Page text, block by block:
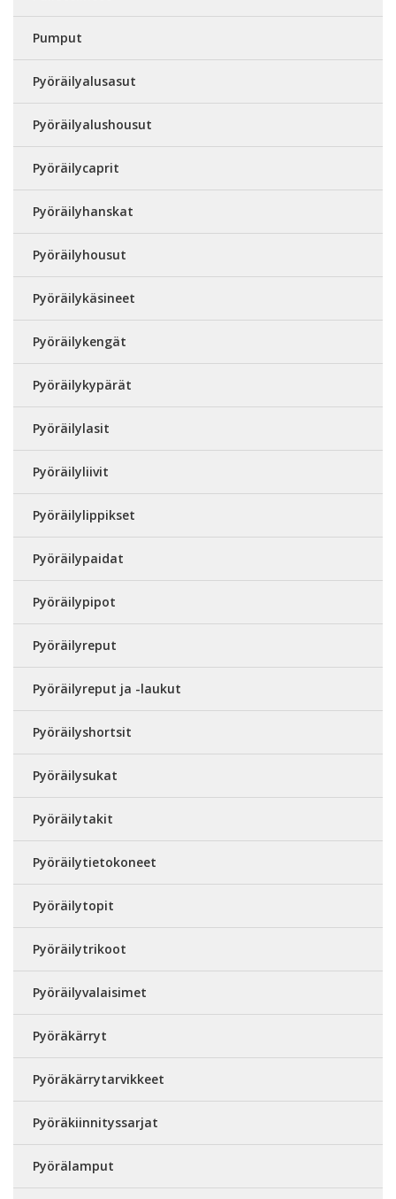
Pumput
Pyöräilyalusasut
Pyöräilyalushousut
Pyöräilycaprit
Pyöräilyhanskat
Pyöräilyhousut
Pyöräilykäsineet
Pyöräilykengät
Pyöräilykypärät
Pyöräilylasit
Pyöräilyliivit
Pyöräilylippikset
Pyöräilypaidat
Pyöräilypipot
Pyöräilyreput
Pyöräilyreput ja -laukut
Pyöräilyshortsit
Pyöräilysukat
Pyöräilytakit
Pyöräilytietokoneet
Pyöräilytopit
Pyöräilytrikoot
Pyöräilyvalaisimet
Pyöräkärryt
Pyöräkärrytarvikkeet
Pyöräkiinnityssarjat
Pyörälamput